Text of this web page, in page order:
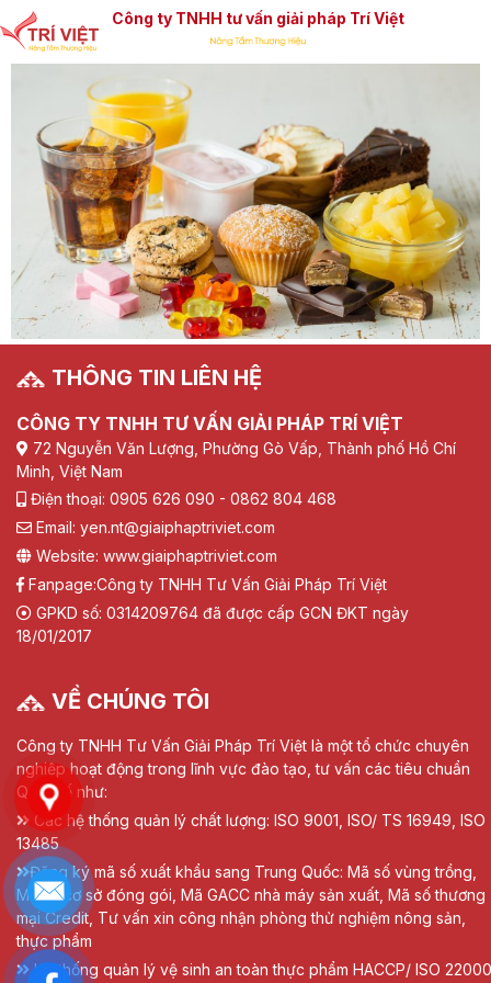
Công ty TNHH tư vấn giải pháp Trí Việt
THÔNG TIN LIÊN HỆ
CÔNG TY TNHH TƯ VẤN GIẢI PHÁP TRÍ VIỆT
72 Nguyễn Văn Lượng, Phường Gò Vấp, Thành phố Hồ Chí
Minh, Việt Nam
Điện thoại: 0905 626 090 - 0862 804 468
Email: yen.nt@giaiphaptriviet.com
Website: www.giaiphaptriviet.com
Fanpage:Công ty TNHH Tư Vấn Giải Pháp Trí Việt
GPKD số: 0314209764 đã được cấp GCN ĐKT ngày
18/01/2017
VỀ CHÚNG TÔI
Công ty TNHH Tư Vấn Giải Pháp Trí Việt là một tổ chức chuyên
nghiệp hoạt động trong lĩnh vực đào tạo, tư vấn các tiêu chuẩn
Quốc tế như:
Các hệ thống quản lý chất lượng: ISO 9001, ISO/ TS 16949, ISO
13485
Đăng ký mã số xuất khẩu sang Trung Quốc: Mã số vùng trồng,
Mã số cơ sở đóng gói, Mã GACC nhà máy sản xuất, Mã số thương
mại Credit, Tư vấn xin công nhận phòng thử nghiệm nông sản,
thực phẩm
Hệ thống quản lý vệ sinh an toàn thực phẩm HACCP/ ISO